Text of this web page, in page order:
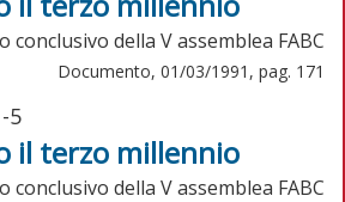
conclusivo della V assemblea FABC
Documento, 01/03/1991, pag. 171
5
il terzo millennio
conclusivo della V assemblea FABC